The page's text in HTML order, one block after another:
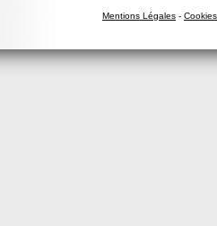
Mentions Légales - Cookies